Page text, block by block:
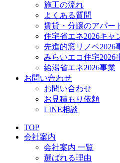
施工の流れ
よくある質問
賃貸・分譲のアパー
住宅省エネ2026キャ
先進的窓リノベ2026
みらいエコ住宅2026
給湯省エネ2026事業
お問い合わせ
お問い合わせ
お見積もり依頼
LINE相談
TOP
会社案内
会社案内 一覧
選ばれる理由